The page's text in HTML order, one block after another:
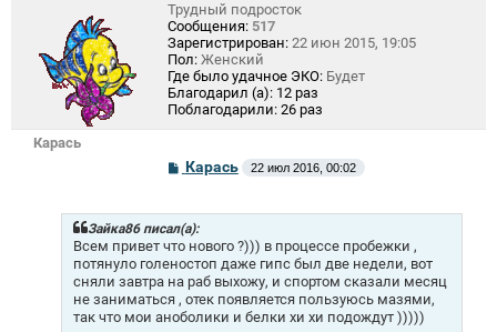
Карась
Трудный подросток
Сообщения: 517
Зарегистрирован: 22 июн 2015, 19:05
Пол: Женский
Где было удачное ЭКО: Будет
Благодарил (а): 12 раз
Поблагодарили: 26 раз
С
б
щ
е
н
и
е
Карась 22 июл 2016, 00:02
Зайка86 писал(а):
Всем привет что нового ?))) в процессе пробежки ,
потянуло голеностоп даже гипс был две недели, вот
сняли завтра на раб выхожу, и спортом сказали месяц
не заниматься , отек появляется пользуюсь мазями,
так что мои аноболики и белки хи хи подождут )))))